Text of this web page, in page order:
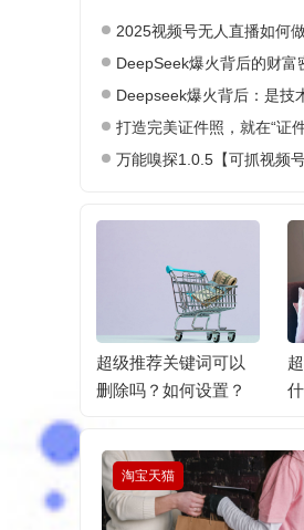
2025视频号无人直播如何做？挂一晚收
DeepSeek爆火背后的财富密码：2025
Deepseek爆火背后：是技术
打造完美证件照，就在“证
万能嗅探1.0.5【可抓视频号】
超级推荐关键词可以
删除吗？如何设置？
淘宝天猫